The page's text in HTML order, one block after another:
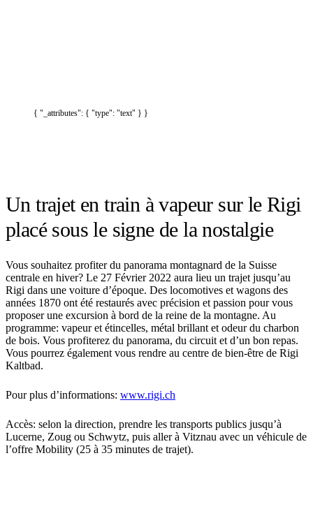
{ "_attributes": { "type": "text" } }
Un trajet en train à vapeur sur le Rigi
placé sous le signe de la nostalgie
Vous souhaitez profiter du panorama montagnard de la Suisse
centrale en hiver? Le 27 Février 2022 aura lieu un trajet jusqu’au
Rigi dans une voiture d’époque. Des locomotives et wagons des
années 1870 ont été restaurés avec précision et passion pour vous
proposer une excursion à bord de la reine de la montagne. Au
programme: vapeur et étincelles, métal brillant et odeur du charbon
de bois. Vous profiterez du panorama, du circuit et d’un bon repas.
Vous pourrez également vous rendre au centre de bien-être de Rigi
Kaltbad.
Pour plus d’informations: www.rigi.ch
Accès: selon la direction, prendre les transports publics jusqu’à
Lucerne, Zoug ou Schwytz, puis aller à Vitznau avec un véhicule de
l’offre Mobility (25 à 35 minutes de trajet).